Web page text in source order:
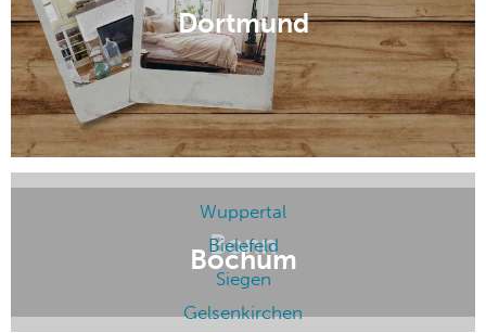
Dortmund
Bonn
Bochum
Wuppertal
Bielefeld
Siegen
Gelsenkirchen